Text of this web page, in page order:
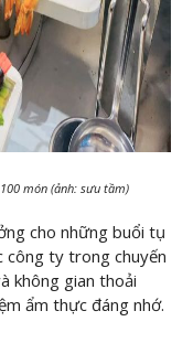
món (ảnh: sưu tầm)
cho những buổi tụ
công ty trong chuyến
không gian thoải
ẩm thực đáng nhớ.